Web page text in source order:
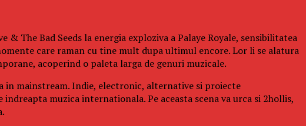
The Bad Seeds la energia exploziva a Palaye Royale, sensibilitatea
care raman cu tine mult dupa ultimul encore. Lor li se alatura
acoperind o paleta larga de genuri muzicale.
in mainstream. Indie, electronic, alternative si proiecte
muzica internationala. Pe aceasta scena va urca si 2hollis,